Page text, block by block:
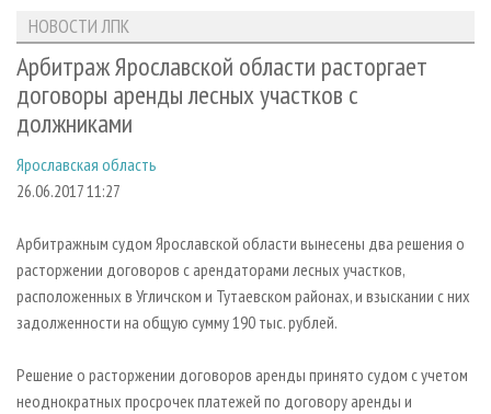
ЛЕСОЗАГОТОВКА
ЛЕСОПИЛЕНИЕ
ДЕРЕВООБРАБОТКА
СУШКА ДРЕВЕСИНЫ
ПРОИЗВОДСТВО ДРЕВЕСНЫХ ПЛИТ
ПРОИЗВОДСТВО МЕБЕЛИ
БИОЭНЕРГЕТИКА
ИНСТРУМЕНТ И МАТЕРИАЛЫ
НОВОСТИ ЛПК
НОВОСТИ ЖУРНАЛА
НОВОСТИ КОМПАНИЙ
ПРОЕКТЫ ЛПИ
АНАЛИТИКА
ПРЕДПРИЯТИЯ ЛПК
ЛЕСНЫЕ РЕГИОНЫ РОССИИ
ПЕРСОНЫ
МОБИЛЬНЫЕ ВЫСТАВКИ
ОФИЦИАЛЬНЫЕ ДЕЛЕГАЦИИ
ПРИОРИТЕТНЫЕ ИНВЕСТПРОЕКТЫ
RUSSIAN FORESTRY REVIEW
БИБЛИОТЕКА СПЕЦИАЛИСТА
АРХИВ
АРХИВ ЖУРНАЛОВ
СТАТЬИ
О ЖУРНАЛЕ
ПОДПИСКА
КОНТАКТЫ
РЕКЛАМОДАТЕЛЯМ
РЕКЛАМА
РЕКЛАМА НА САЙТЕ
НОВОСТИ ЛПК
Арбитраж Ярославской области расторгает
договоры аренды лесных участков с
должниками
Ярославская область
26.06.2017 11:27
Арбитражным судом Ярославской области вынесены два решения о
расторжении договоров с арендаторами лесных участков,
расположенных в Угличском и Тутаевском районах, и взыскании с них
задолженности на общую сумму 190 тыс. рублей.
Решение о расторжении договоров аренды принято судом с учетом
неоднократных просрочек платежей по договору аренды и